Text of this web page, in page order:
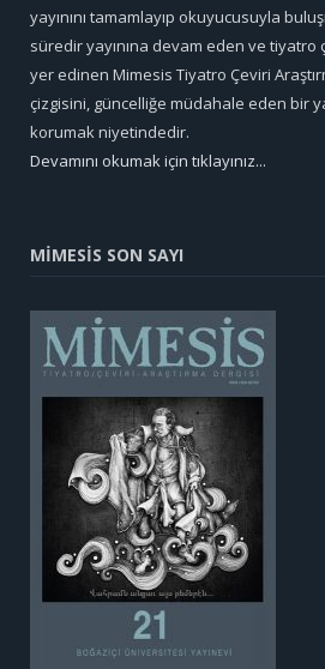
yayınını tamamlayıp okuyucusuyla
süredir yayınına devam eden ve tiyatro
yer edinen Mimesis Tiyatro Çeviri
çizgisini, güncelliğe müdahale eden bir
korumak niyetindedir.
Devamını okumak için tıklayınız...
MİMESİS SON SAYI